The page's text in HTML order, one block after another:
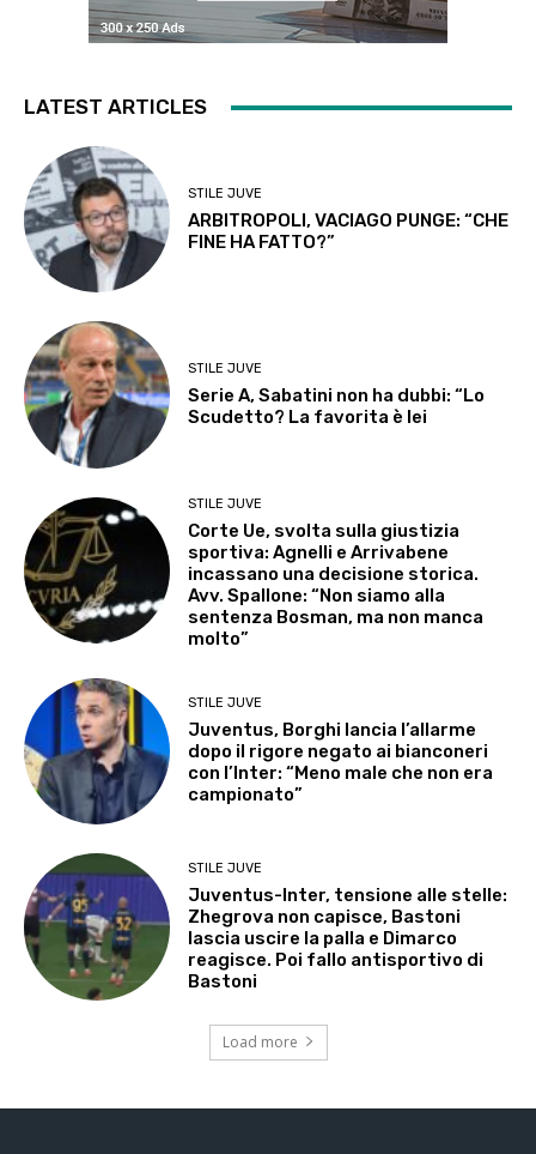
LATEST ARTICLES
STILE JUVE
ARBITROPOLI, VACIAGO PUNGE: “CHE
FINE HA FATTO?”
STILE JUVE
Serie A, Sabatini non ha dubbi: “Lo
Scudetto? La favorita è lei
STILE JUVE
Corte Ue, svolta sulla giustizia
sportiva: Agnelli e Arrivabene
incassano una decisione storica.
Avv. Spallone: “Non siamo alla
sentenza Bosman, ma non manca
molto”
STILE JUVE
Juventus, Borghi lancia l’allarme
dopo il rigore negato ai bianconeri
con l’Inter: “Meno male che non era
campionato”
STILE JUVE
Juventus-Inter, tensione alle stelle:
Zhegrova non capisce, Bastoni
lascia uscire la palla e Dimarco
reagisce. Poi fallo antisportivo di
Bastoni
Load more